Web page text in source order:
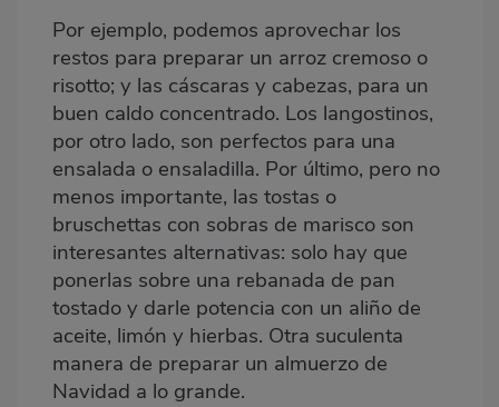
Por ejemplo, podemos aprovechar los
restos para preparar un arroz cremoso o
risotto; y las cáscaras y cabezas, para un
buen caldo concentrado. Los langostinos,
por otro lado, son perfectos para una
ensalada o ensaladilla. Por último, pero no
menos importante, las tostas o
bruschettas con sobras de marisco son
interesantes alternativas: solo hay que
ponerlas sobre una rebanada de pan
tostado y darle potencia con un aliño de
aceite, limón y hierbas. Otra suculenta
manera de preparar un almuerzo de
Navidad a lo grande.